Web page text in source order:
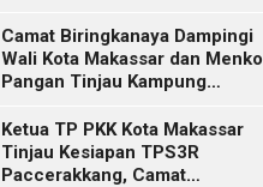
Camat Biringkanaya Dampingi
Wali Kota Makassar dan Menko
Pangan Tinjau Kampung
Ketua TP PKK Kota Makassar
Tinjau Kesiapan TPS3R
Paccerakkang, Camat